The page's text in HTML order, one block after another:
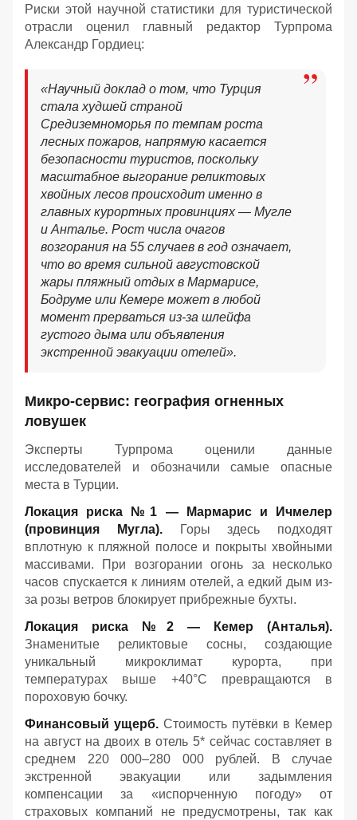
Риски этой научной статистики для туристической
отрасли оценил главный редактор Турпрома
Александр Гордиец:
«Научный доклад о том, что Турция
стала худшей страной
Средиземноморья по темпам роста
лесных пожаров, напрямую касается
безопасности туристов, поскольку
масштабное выгорание реликтовых
хвойных лесов происходит именно в
главных курортных провинциях — Мугле
и Анталье. Рост числа очагов
возгорания на 55 случаев в год означает,
что во время сильной августовской
жары пляжный отдых в Мармарисе,
Бодруме или Кемере может в любой
момент прерваться из-за шлейфа
густого дыма или объявления
экстренной эвакуации отелей».
Микро-сервис: география огненных
ловушек
Эксперты Турпрома оценили данные
исследователей и обозначили самые опасные
места в Турции.
Локация риска №1 — Мармарис и Ичмелер
(провинция Мугла).Горы здесь подходят
вплотную к пляжной полосе и покрыты хвойными
массивами. При возгорании огонь за несколько
часов спускается к линиям отелей, а едкий дым из-
за розы ветров блокирует прибрежные бухты.
Локация риска №2 — Кемер (Анталья).
Знаменитые реликтовые сосны, создающие
уникальный микроклимат курорта, при
температурах выше +40°C превращаются в
пороховую бочку.
Финансовый ущерб. Стоимость путёвки в Кемер
на август на двоих в отель 5* сейчас составляет в
среднем 220 000–280 000 рублей. В случае
экстренной эвакуации или задымления
компенсации за «испорченную погоду» от
страховых компаний не предусмотрены, так как